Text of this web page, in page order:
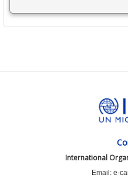
International
Email: e-